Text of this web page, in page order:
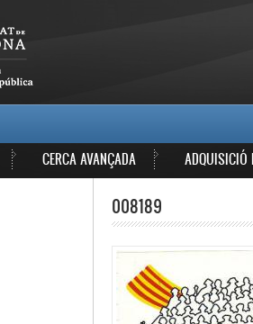
CERCA AVANÇADA ADQUISICIÓ
008189